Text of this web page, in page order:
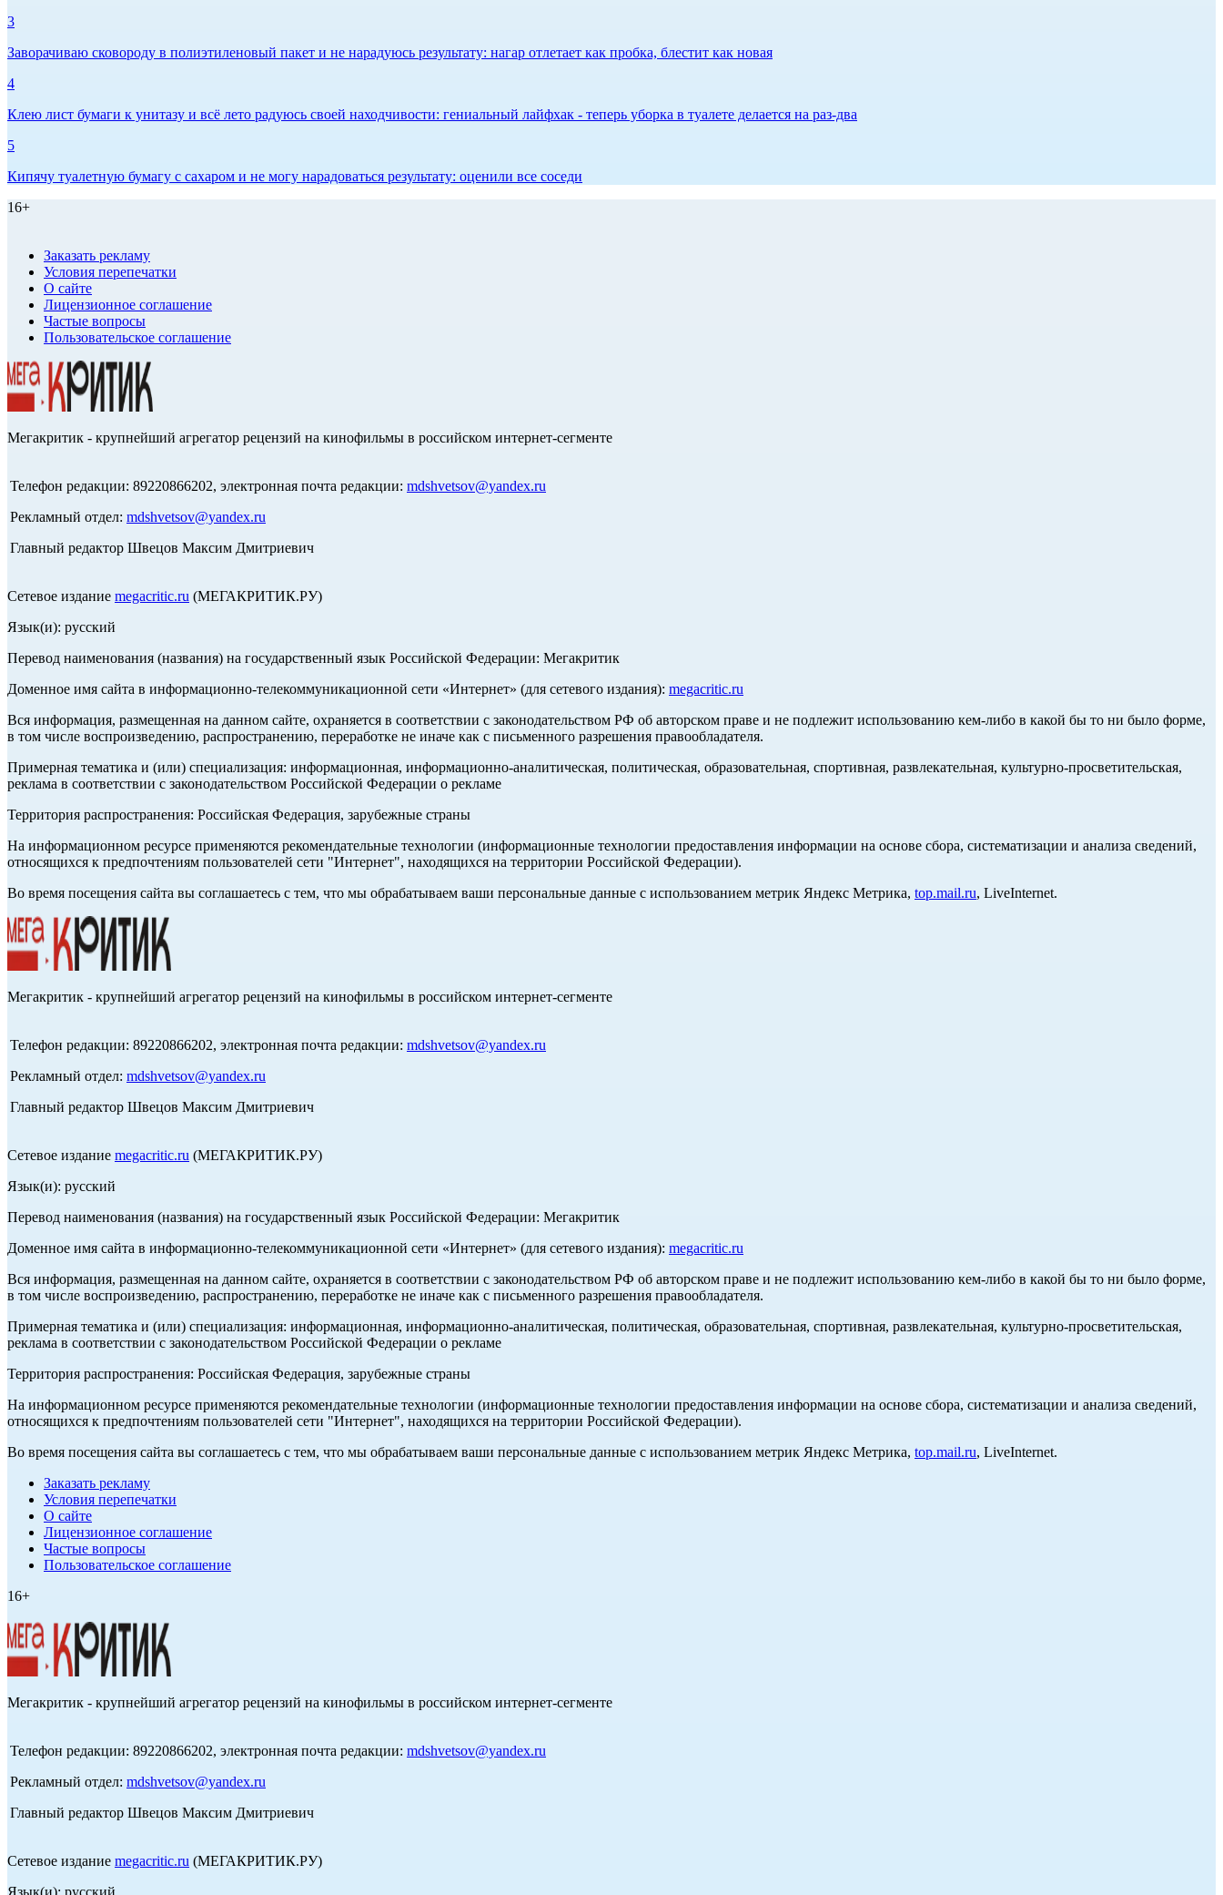
3
Заворачиваю сковороду в полиэтиленовый пакет и не нарадуюсь результату: нагар отлетает как пробка, блестит как новая
4
Клею лист бумаги к унитазу и всё лето радуюсь своей находчивости: гениальный лайфхак - теперь уборка в туалете делается на раз-два
5
Кипячу туалетную бумагу с сахаром и не могу нарадоваться результату: оценили все соседи
16+
Заказать рекламу
Условия перепечатки
О сайте
Лицензионное соглашение
Частые вопросы
Пользовательское соглашение
Мегакритик - крупнейший агрегатор рецензий на кинофильмы в российском интернет-сегменте
Телефон редакции: 89220866202, электронная почта редакции: mdshvetsov@yandex.ru
Рекламный отдел: mdshvetsov@yandex.ru
Главный редактор Швецов Максим Дмитриевич
Сетевое издание megacritic.ru (МЕГАКРИТИК.РУ)
Язык(и): русский
Перевод наименования (названия) на государственный язык Российской Федерации: Мегакритик
Доменное имя сайта в информационно-телекоммуникационной сети «Интернет» (для сетевого издания): megacritic.ru
Вся информация, размещенная на данном сайте, охраняется в соответствии с законодательством РФ об авторском праве и не подлежит использованию кем-либо в какой бы то ни было форме,
в том числе воспроизведению, распространению, переработке не иначе как с письменного разрешения правообладателя.
Примерная тематика и (или) специализация: информационная, информационно-аналитическая, политическая, образовательная, спортивная, развлекательная, культурно-просветительская,
реклама в соответствии с законодательством Российской Федерации о рекламе
Территория распространения: Российская Федерация, зарубежные страны
На информационном ресурсе применяются рекомендательные технологии (информационные технологии предоставления информации на основе сбора, систематизации и анализа сведений,
относящихся к предпочтениям пользователей сети "Интернет", находящихся на территории Российской Федерации).
Во время посещения сайта вы соглашаетесь с тем, что мы обрабатываем ваши персональные данные с использованием метрик Яндекс Метрика, top.mail.ru, LiveInternet.
Мегакритик - крупнейший агрегатор рецензий на кинофильмы в российском интернет-сегменте
Телефон редакции: 89220866202, электронная почта редакции: mdshvetsov@yandex.ru
Рекламный отдел: mdshvetsov@yandex.ru
Главный редактор Швецов Максим Дмитриевич
Сетевое издание megacritic.ru (МЕГАКРИТИК.РУ)
Язык(и): русский
Перевод наименования (названия) на государственный язык Российской Федерации: Мегакритик
Доменное имя сайта в информационно-телекоммуникационной сети «Интернет» (для сетевого издания): megacritic.ru
Вся информация, размещенная на данном сайте, охраняется в соответствии с законодательством РФ об авторском праве и не подлежит использованию кем-либо в какой бы то ни было форме,
в том числе воспроизведению, распространению, переработке не иначе как с письменного разрешения правообладателя.
Примерная тематика и (или) специализация: информационная, информационно-аналитическая, политическая, образовательная, спортивная, развлекательная, культурно-просветительская,
реклама в соответствии с законодательством Российской Федерации о рекламе
Территория распространения: Российская Федерация, зарубежные страны
На информационном ресурсе применяются рекомендательные технологии (информационные технологии предоставления информации на основе сбора, систематизации и анализа сведений,
относящихся к предпочтениям пользователей сети "Интернет", находящихся на территории Российской Федерации).
Во время посещения сайта вы соглашаетесь с тем, что мы обрабатываем ваши персональные данные с использованием метрик Яндекс Метрика, top.mail.ru, LiveInternet.
Заказать рекламу
Условия перепечатки
О сайте
Лицензионное соглашение
Частые вопросы
Пользовательское соглашение
16+
Мегакритик - крупнейший агрегатор рецензий на кинофильмы в российском интернет-сегменте
Телефон редакции: 89220866202, электронная почта редакции: mdshvetsov@yandex.ru
Рекламный отдел: mdshvetsov@yandex.ru
Главный редактор Швецов Максим Дмитриевич
Сетевое издание megacritic.ru (МЕГАКРИТИК.РУ)